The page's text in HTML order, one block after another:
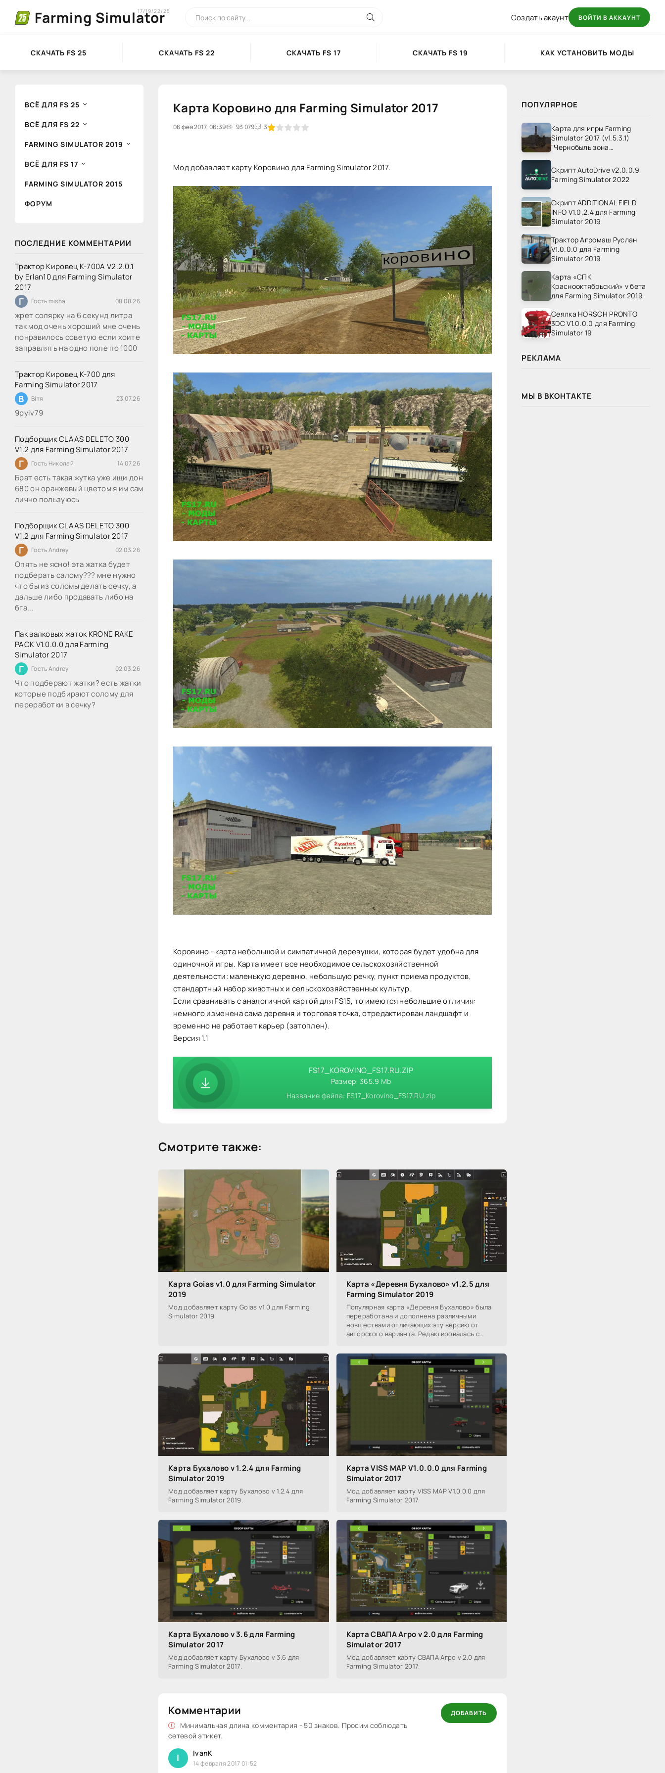
Farming Simulator
17/19/22/25
Создать акаунт ВОЙТИ В АККАУНТ
СКАЧАТЬ FS 25 СКАЧАТЬ FS 22 СКАЧАТЬ FS 17 СКАЧАТЬ FS 19 КАК УСТАНОВИТЬ МОДЫ
ВСЁ ДЛЯ FS 25
ВСЁ ДЛЯ FS 22
FARMING SIMULATOR 2019
ВСЁ ДЛЯ FS 17
FARMING SIMULATOR 2015
ФОРУМ
ПОСЛЕДНИЕ КОММЕНТАРИИ
Трактор Кировец К-700А V2.2.0.1
by Erlan10 для Farming Simulator
2017
Г Гость misha 08.08.26
жрет солярку на 6 секунд литра
так мод очень хороший мне очень
понравилось советую если хоите
заправлять на одно поле по 1000
Трактор Кировец К-700 для
Farming Simulator 2017
В Вітя 23.07.26
9руіv79
Подборщик CLAAS DELETO 300
V1.2 для Farming Simulator 2017
Г Гость Николай 14.07.26
Брат есть такая жутка уже ищи дон
680 он оранжевый цветом я им сам
лично пользуюсь
Подборщик CLAAS DELETO 300
V1.2 для Farming Simulator 2017
Г Гость Andrey 02.03.26
Опять не ясно! эта жатка будет
подберать салому??? мне нужно
что бы из соломы делать сечку, а
дальше либо продавать либо на
бга...
Пак валковых жаток KRONE RAKE
PACK V1.0.0.0 для Farming
Simulator 2017
Г Гость Andrey 02.03.26
Что подберают жатки? есть жатки
которые подбирают солому для
переработки в сечку?
Карта Коровино для Farming Simulator 2017
06 фев 2017, 06:39 93 079 3
20 1 2 3 4 5
Мод добавляет карту Коровино для Farming Simulator 2017.
Коровино - карта небольшой и симпатичной деревушки, которая будет удобна для
одиночной игры. Карта имеет все необходимое сельскохозяйственной
деятельности: маленькую деревню, небольшую речку, пункт приема продуктов,
стандартный набор животных и сельскохозяйственных культур.
Если сравнивать с аналогичной картой для FS15, то имеются небольшие отличия:
немного изменена сама деревня и торговая точка, отредактирован ландшафт и
временно не работает карьер (затоплен).
Версия 1.1
FS17_KOROVINO_FS17.RU.ZIP
Размер: 365.9 Mb
Название файла: FS17_Korovino_FS17.RU.zip
Смотрите также:
Карта Goias v1.0 для Farming Simulator
2019
Мод добавляет карту Goias v1.0 для Farming
Simulator 2019
Карта «Деревня Бухалово» v1.2.5 для
Farming Simulator 2019
Популярная карта «Деревня Бухалово» была
переработана и дополнена различными
новшествами отличающих эту версию от
авторского варианта. Редактировалась с
Карта Бухалово v 1.2.4 для Farming
Simulator 2019
Мод добавляет карту Бухалово v 1.2.4 для
Farming Simulator 2019.
Карта VISS MAP V1.0.0.0 для Farming
Simulator 2017
Мод добавляет карту VISS MAP V1.0.0.0 для
Farming Simulator 2017.
Карта Бухалово v 3.6 для Farming
Simulator 2017
Мод добавляет карту Бухалово v 3.6 для
Farming Simulator 2017.
Карта СВАПА Агро v 2.0 для Farming
Simulator 2017
Мод добавляет карту СВАПА Агро v 2.0 для
Farming Simulator 2017.
Комментарии
Минимальная длина комментария - 50 знаков. Просим соблюдать
сетевой этикет.
ДОБАВИТЬ
I IvanK
14 февраля 2017 01:52
ПОПУЛЯРНОЕ
Карта для игры Farming
Simulator 2017 (v1.5.3.1)
"Чернобыль зона
Скрипт AutoDrive v2.0.0.9
Farming Simulator 2022
Скрипт ADDITIONAL FIELD
INFO V1.0.2.4 для Farming
Simulator 2019
Трактор Агромаш Руслан
V1.0.0.0 для Farming
Simulator 2019
Карта «СПК
Краснооктябрьский» v бета
для Farming Simulator 2019
Сеялка HORSCH PRONTO
3DC V1.0.0.0 для Farming
Simulator 19
РЕКЛАМА
МЫ В ВКОНТАКТЕ